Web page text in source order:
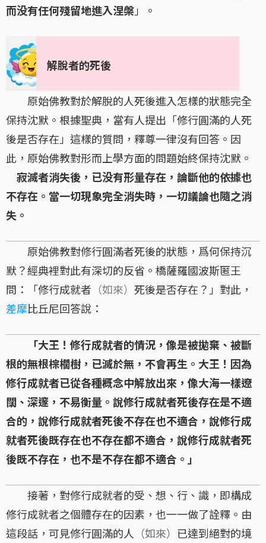
而没有任何殘留地進入涅槃」。
解脫者的死後
原始佛教對於解脫的人死後進入怎樣的狀態完全
保持沈默。根據聖典，當有人提出「修行圓滿的人死
後是否存在」這樣的質問，釋尊一律沒有回答。因
此，原始佛教對形而上學方面的問題始終保持沈默。
寂滅者消失後，已没有形量存在，論斷他的依據也
不存在。當一切現象完全消失時，一切議論也隨之消
失。
原始佛教對修行圓滿者死後的狀態，爲何保持沉
默？經典裡對此有深切的反省。橋薩羅國波斯匿王
問：「修行成就者 （如來） 死後是否存在？」對此，
差摩比丘尼回答說：
「大王！修行成就者的情況，像是被拋棄、被斷
根的無根棕櫚樹，已滅於無，不會再生。大王！因為
修行成就者已從各種概念中解放出來，像大海一樣遼
闊、深邃，不易衡量。說修行成就者死後存在是不適
合的，說修行成就者死後不存在也不適合，說修行成
就者死後既存在也不存在都不適合，說修行成就者死
後既不存在，也不是不存在都不適合。」
接著，對修行成就者的受、想、行、識，即構成
修行成就者之個體存在的因素，也一一做了詮釋。由
這段話，可見修行圓滿的人
（如來） 已達到絕對的境